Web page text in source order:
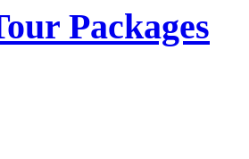
Packages